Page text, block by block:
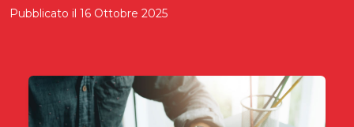
Pubblicato il 16 Ottobre 2025